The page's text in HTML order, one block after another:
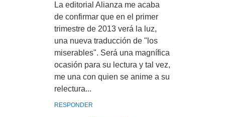
La editorial Alianza me acaba
de confirmar que en el primer
trimestre de 2013 verá la luz,
una nueva traducción de "los
miserables". Será una magnífica
ocasión para su lectura y tal vez,
me una con quien se anime a su
relectura...
RESPONDER